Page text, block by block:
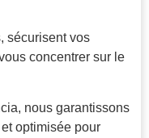
sécurisent vos
concentrer sur le
nous garantissons
optimisée pour